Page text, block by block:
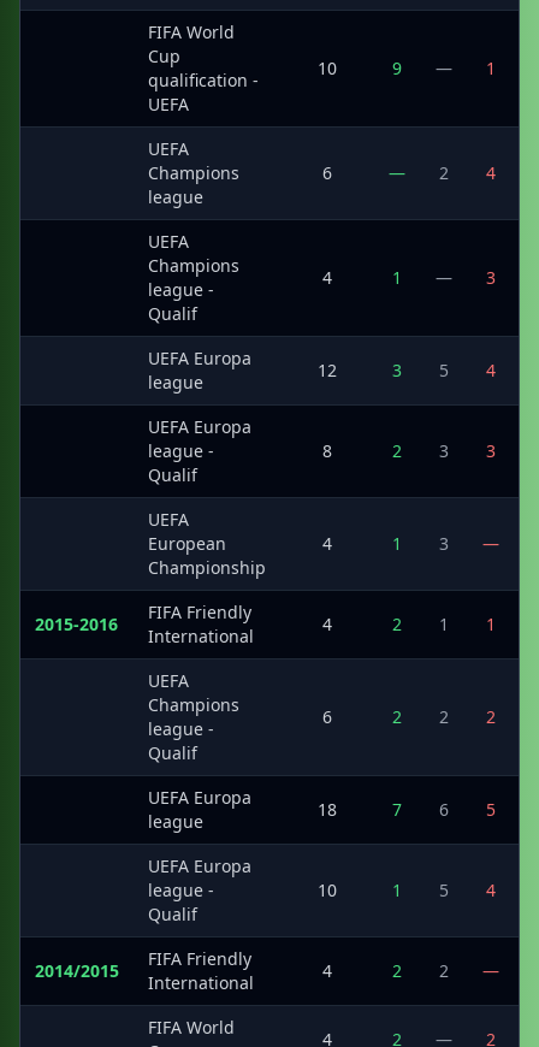
FIFA World
Cup
qualification -
UEFA
10 9 — 1
UEFA
Champions
league
6 — 2 4
UEFA
Champions
league -
Qualif
4 1 — 3
UEFA Europa
league
12 3 5 4
UEFA Europa
league -
Qualif
8 2 3 3
UEFA
European
Championship
4 1 3 —
2015-2016
FIFA Friendly
International
4 2 1 1
UEFA
Champions
league -
Qualif
6 2 2 2
UEFA Europa
league
18 7 6 5
UEFA Europa
league -
Qualif
10 1 5 4
2014/2015
FIFA Friendly
International
4 2 2 —
FIFA World
4 2 — 2